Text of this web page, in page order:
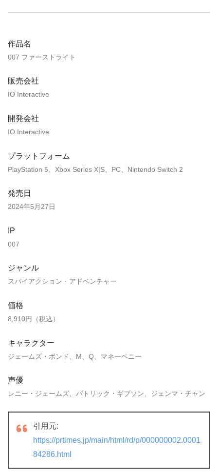
作品名
007 ファーストライト
販売会社
IO Interactive
開発会社
IO Interactive
プラットフォーム
PlayStation 5、Xbox Series X|S、PC、Nintendo Switch 2
発売日
2024年5月27日
IP
007
ジャンル
スパイアクション・アドベンチャー
価格
8,910円（税込）
キャラクター
ジェームズ・ボンド、M、Q、マネーペニー
声優
レニー・ジェームズ、パトリック・ギブソン、ジェンマ・チャン
引用元:
https://prtimes.jp/main/html/rd/p/000000002.0001
84286.html